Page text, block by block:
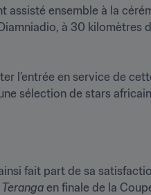
assisté ensemble à la
à 30 kilomètres
l’entrée en service de
fait part de sa
en finale de la